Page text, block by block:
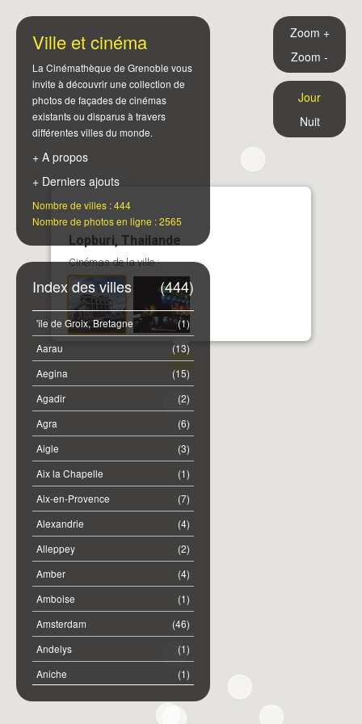
Lopburi, Thailande
Cinémas de la ville :
Ville et cinéma
La Cinémathèque de Grenoble vous
invite à découvrir une collection de
photos de façades de cinémas
existants ou disparus à travers
différentes villes du monde.
+ A propos
+ Derniers ajouts
Nombre de villes : 444
Nombre de photos en ligne : 2565
(444)
Index des villes
(1)
'île de Groix, Bretagne
(13)
Aarau
(15)
Aegina
(2)
Agadir
(6)
Agra
(3)
Aigle
(1)
Aix la Chapelle
(7)
Aix-en-Provence
(4)
Alexandrie
(2)
Alleppey
(4)
Amber
(1)
Amboise
(46)
Amsterdam
(1)
Andelys
(1)
Aniche
(2)
Annemasse
Zoom +
Zoom -
Jour
Nuit